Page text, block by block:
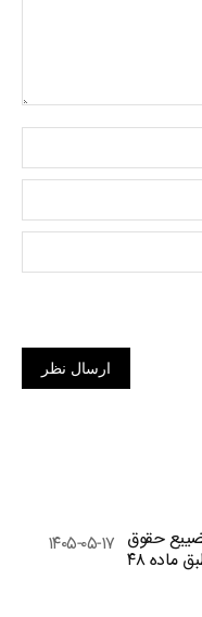
ارسال نظر
حقوق
پیمانکاران در پیمان‌های خاتمه یافته طبق ماده ۴۸
۱۴۰۵-۰۵-۱۷